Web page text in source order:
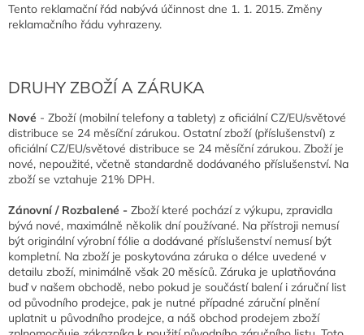
Tento reklamační řád nabývá účinnost dne 1. 1. 2015. Změny
reklamačního řádu vyhrazeny.
DRUHY ZBOŽÍ A ZÁRUKA
Nové - Zboží (mobilní telefony a tablety) z oficiální CZ/EU/světové
distribuce se 24 měsíční zárukou. Ostatní zboží (příslušenství) z
oficiální CZ/EU/světové distribuce se 24 měsíční zárukou. Zboží je
nové, nepoužité, včetně standardně dodávaného příslušenství. Na
zboží se vztahuje 21% DPH.
Zánovní / Rozbalené - Zboží které pochází z výkupu, zpravidla
bývá nové, maximálně několik dní používané. Na přístroji nemusí
být originální výrobní fólie a dodávané příslušenství nemusí být
kompletní. Na zboží je poskytována záruka o délce uvedené v
detailu zboží, minimálně však 20 měsíců. Záruka je uplatňována
buď v našem obchodě, nebo pokud je součástí balení i záruční list
od původního prodejce, pak je nutné případné záruční plnění
uplatnit u původního prodejce, a náš obchod prodejem zboží